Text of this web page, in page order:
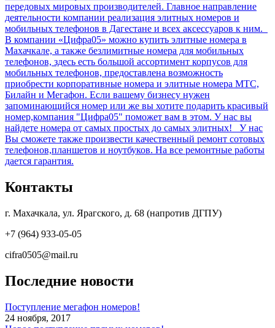
передовых мировых производителей. Главное направление
деятельности компании реализация элитных номеров и
мобильных телефонов в Дагестане и всех аксессуаров к ним.
В компании «Цифра05» можно купить элитные номера в
Махачкале, а также безлимитные номера для мобильных
телефонов, здесь есть большой ассортимент корпусов для
мобильных телефонов, предоставлена возможность
приобрести корпоративные номера и элитные номера МТС,
Билайн и Мегафон. Если вашему бизнесу нужен
запоминающийся номер или же вы хотите подарить красивый
номер,компания "Цифра05" поможет вам в этом. У нас вы
найдете номера от самых простых до самых элитных! У нас
Вы сможете также произвести качественный ремонт сотовых
телефонов,планшетов и ноутбуков. На все ремонтные работы
дается гарантия.
Контакты
г. Махачкала, ул. Ярагского, д. 68 (напротив ДГПУ)
+7 (964) 933-05-05
cifra0505@mail.ru
Последние новости
Поступление мегафон номеров!
24 ноября, 2017